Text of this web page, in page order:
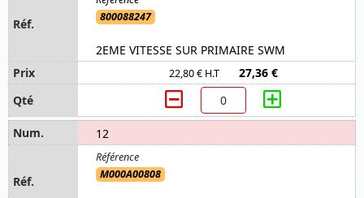
800088247
2EME VITESSE SUR PRIMAIRE SWM
22,80 € H.T 27,36 €
12
M000A00808